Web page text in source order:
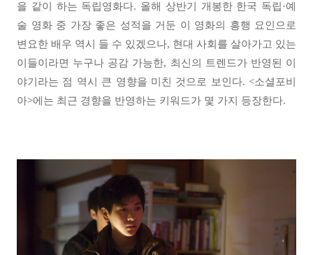
을 같이 하는 독립영화다. 올해 상반기 개봉한 한국 독립·예
술 영화 중 가장 좋은 성적을 거둔 이 영화의 흥행 요인으로
변요한 배우 역시 들 수 있겠으나, 현대 사회를 살아가고 있는
이들이라면 누구나 공감 가능한, 최신의 트렌드가 반영된 이
야기라는 점 역시 큰 영향을 미친 것으로 보인다. <소셜포비
아>에는 최근 경향을 반영하는 키워드가 몇 가지 등장한다.